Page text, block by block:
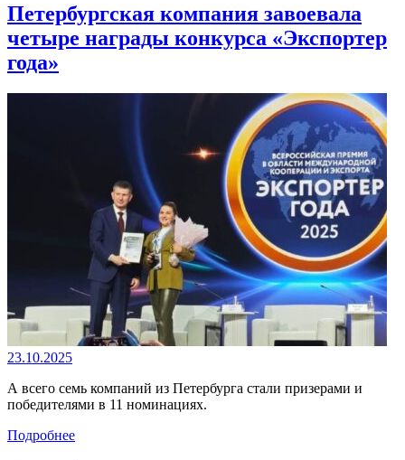
Петербургская компания завоевала
четыре награды конкурса «Экспортер
года»
23.10.2025
А всего семь компаний из Петербурга стали призерами и
победителями в 11 номинациях.
Подробнее